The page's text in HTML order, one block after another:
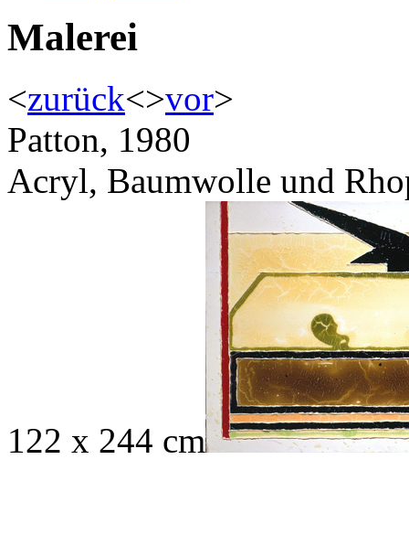
Malerei
<zurück<>vor>
Patton, 1980
Acryl, Baumwolle und
122 x 244 cm